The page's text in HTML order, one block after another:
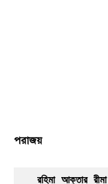
পরাজয়
রহিমা আক্তার রীমা